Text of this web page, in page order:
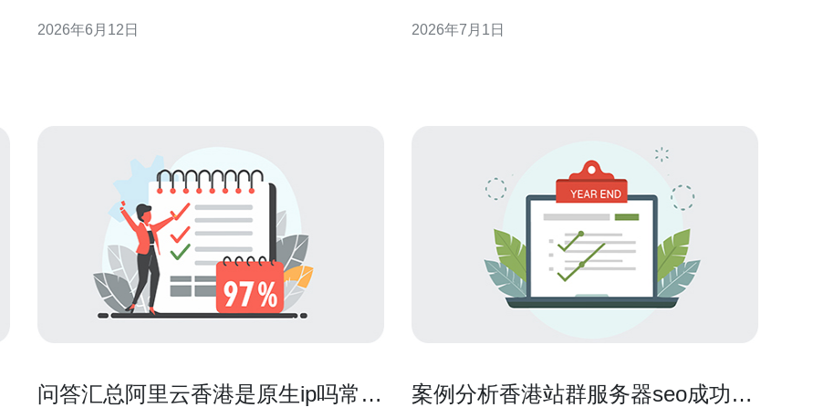
群运营与安全团队参考。 安全评估的关键维度 对站群
2026年6月12日
实操步骤展开，适合运维与网络评估人员作为落地参
2026年7月1日
问答汇总阿里云香港是原生ip吗常见
案例分析香港站群服务器seo成功提